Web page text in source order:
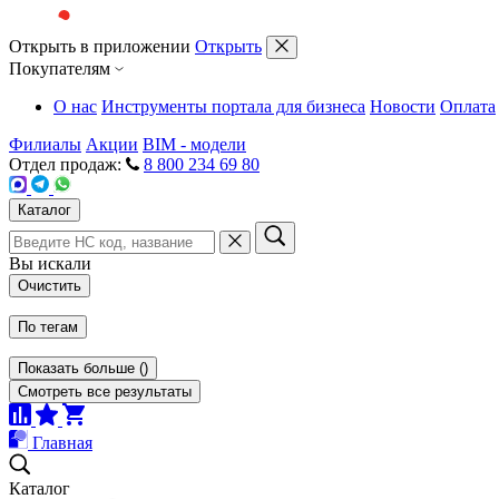
Открыть в приложении Открыть
Покупателям
О нас Инструменты портала для бизнеса Новости Оплата
Филиалы Акции BIM - модели
Отдел продаж:
8 800 234 69 80
Каталог
Вы искали
Очистить
По тегам
Показать больше ()
Смотреть все результаты
Главная
Каталог